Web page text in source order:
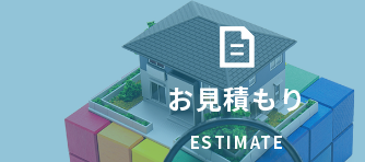
お見積もり
ESTIMATE